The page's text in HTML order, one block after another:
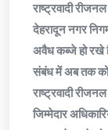
राष्ट्रवादी
देहरादून नगर
अवैध कब्जे हो रखे
संबंध में अब तक कोई
राष्ट्रवादी
जिम्मेदार